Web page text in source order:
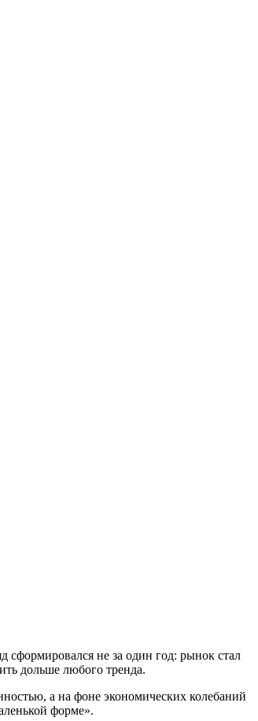
сформировался не за один год: рынок стал
дольше любого тренда.
а на фоне экономических колебаний
форме».